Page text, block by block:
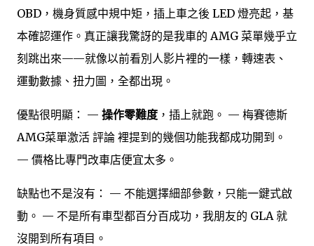
OBD，機身質感中規中矩，插上車之後 LED 燈亮起，基
本確認運作。真正讓我驚訝的是我車的 AMG 菜單幾乎立
刻跳出來——就像以前看別人影片裡的一樣，轉速表、
運動數據、扭力圖，全都出現。
優點很明顯： — 操作零難度 ，插上就跑。 — 梅賽德斯
AMG菜單激活 評論 裡提到的幾個功能我都成功開到。
— 價格比專門改車店便宜太多。
缺點也不是沒有： — 不能選擇細部參數，只能一鍵式啟
動。 — 不是所有車型都百分百成功，我朋友的 GLA 就
沒開到所有項目。